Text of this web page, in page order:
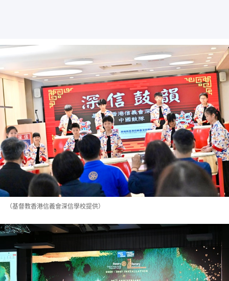
（基督教香港信義會深信學校提供）